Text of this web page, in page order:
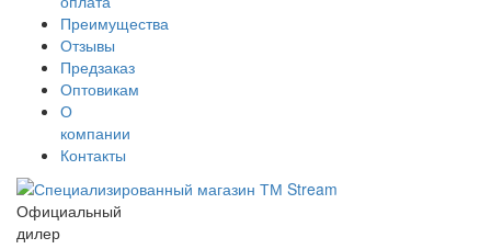
Преимущества
Отзывы
Предзаказ
Оптовикам
О
компании
Контакты
Официальный
дилер